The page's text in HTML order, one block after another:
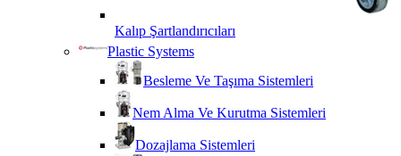
Kalıp Şartlandırıcıları
Plastic Systems
Besleme Ve Taşıma Sistemleri
Nem Alma Ve Kurutma Sistemleri
Dozajlama Sistemleri